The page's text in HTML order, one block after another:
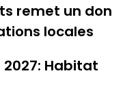
remet un don
locales
Habitat